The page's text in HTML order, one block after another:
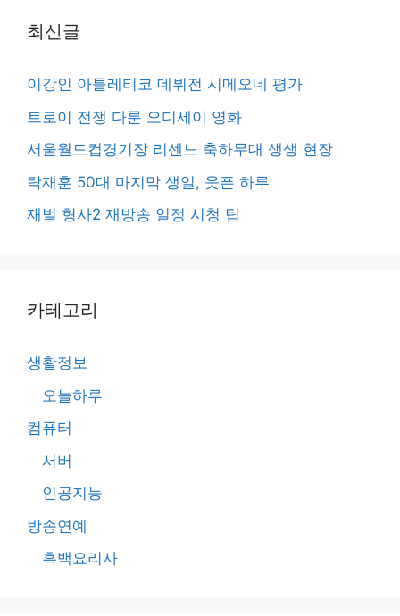
최신글
이강인 아틀레티코 데뷔전 시메오네 평가
트로이 전쟁 다룬 오디세이 영화
서울월드컵경기장 리센느 축하무대 생생 현장
탁재훈 50대 마지막 생일, 웃픈 하루
재벌 형사2 재방송 일정 시청 팁
카테고리
생활정보
오늘하루
컴퓨터
서버
인공지능
방송연예
흑백요리사